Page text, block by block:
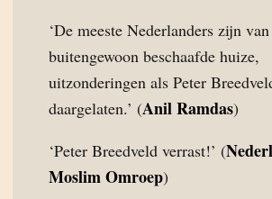
‘De meeste Nederlanders zijn van
buitengewoon beschaafde huize,
uitzonderingen als Peter
daargelaten.’ (Anil Ramdas)
‘Peter Breedveld verrast!’ (
Moslim Omroep)